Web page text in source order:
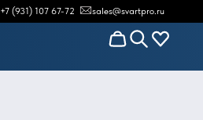
+7 (931) 107 67-72 sales@svartpro.ru